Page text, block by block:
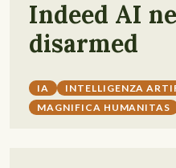
Indeed AI
disarmed
IA INTELLIGENZA
MAGNIFICA HUMANITAS